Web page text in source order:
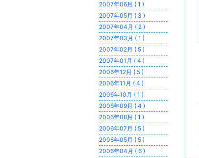
2007年06月 ( 1 )
2007年05月 ( 3 )
2007年04月 ( 2 )
2007年03月 ( 1 )
2007年02月 ( 5 )
2007年01月 ( 4 )
2006年12月 ( 5 )
2006年11月 ( 4 )
2006年10月 ( 1 )
2006年09月 ( 4 )
2006年08月 ( 1 )
2006年07月 ( 5 )
2006年05月 ( 5 )
2006年04月 ( 6 )